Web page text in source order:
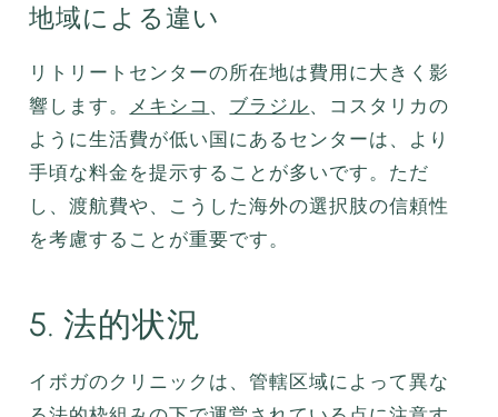
地域による違い
リトリートセンターの所在地は費用に大きく影
響します。
メキシコ 、 ブラジル、コスタリカの
ように生活費が低い国にあるセンターは、より
手頃な料金を提示することが多いです。ただ
し、渡航費や、こうした海外の選択肢の信頼性
を考慮することが重要です。
5. 法的状況
イボガのクリニックは、管轄区域によって異な